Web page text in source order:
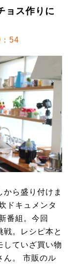
ョス作りに
54
ら盛り付けま
ドキュメンタ
番組。今回
。レシピ本と
していざ買い物
ん。 市販のル